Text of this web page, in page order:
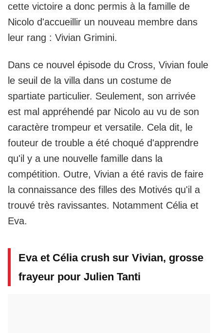
cette victoire a donc permis à la famille de
Nicolo d'accueillir un nouveau membre dans
leur rang : Vivian Grimini.
Dans ce nouvel épisode du Cross, Vivian foule
le seuil de la villa dans un costume de
spartiate particulier. Seulement, son arrivée
est mal appréhendé par Nicolo au vu de son
caractère trompeur et versatile. Cela dit, le
fouteur de trouble a été choqué d'apprendre
qu'il y a une nouvelle famille dans la
compétition. Outre, Vivian a été ravis de faire
la connaissance des filles des Motivés qu'il a
trouvé très ravissantes. Notamment Célia et
Eva.
Eva et Célia crush sur Vivian, grosse
frayeur pour Julien Tanti